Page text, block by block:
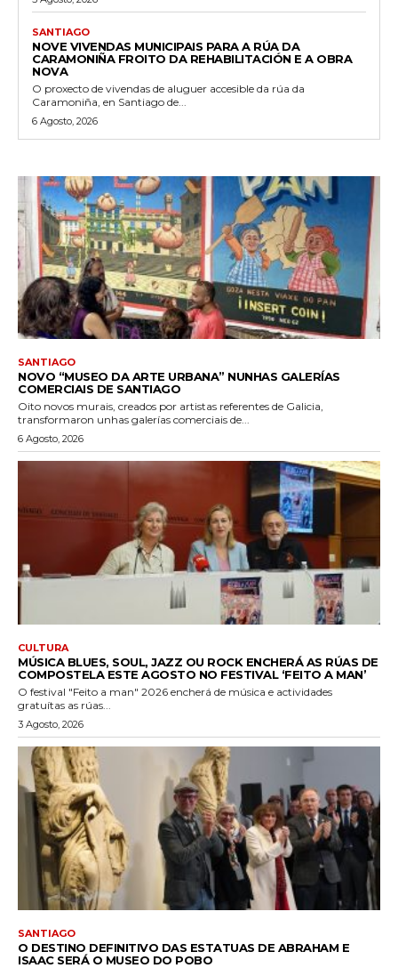
SANTIAGO
NOVE VIVENDAS MUNICIPAIS PARA A RÚA DA
CARAMONIÑA FROITO DA REHABILITACIÓN E A OBRA
NOVA
O proxecto de vivendas de aluguer accesible da rúa da
Caramoniña, en Santiago de...
6 Agosto, 2026
SANTIAGO
NOVO “MUSEO DA ARTE URBANA” NUNHAS GALERÍAS
COMERCIAIS DE SANTIAGO
Oito novos murais, creados por artistas referentes de Galicia,
transformaron unhas galerías comerciais de...
6 Agosto, 2026
CULTURA
MÚSICA BLUES, SOUL, JAZZ OU ROCK ENCHERÁ AS RÚAS DE
COMPOSTELA ESTE AGOSTO NO FESTIVAL ‘FEITO A MAN’
O festival "Feito a man" 2026 encherá de música e actividades
gratuítas as rúas...
3 Agosto, 2026
SANTIAGO
O DESTINO DEFINITIVO DAS ESTATUAS DE ABRAHAM E
ISAAC SERÁ O MUSEO DO POBO